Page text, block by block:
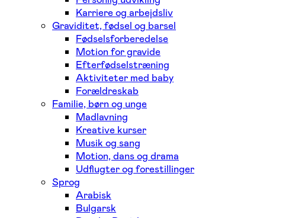
Karriere og arbejdsliv
Graviditet, fødsel og barsel
Fødselsforberedelse
Motion for gravide
Efterfødselstræning
Aktiviteter med baby
Forældreskab
Familie, børn og unge
Madlavning
Kreative kurser
Musik og sang
Motion, dans og drama
Udflugter og forestillinger
Sprog
Arabisk
Bulgarsk